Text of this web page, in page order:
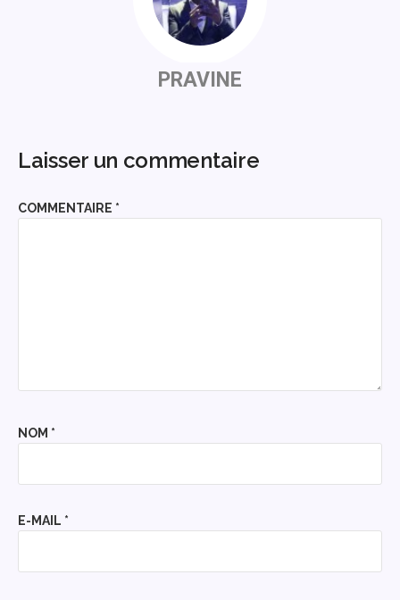
PRAVINE
Laisser un commentaire
COMMENTAIRE *
NOM *
E-MAIL *